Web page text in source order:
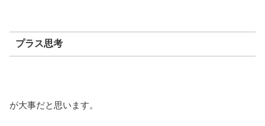
プラス思考
が大事だと思います。